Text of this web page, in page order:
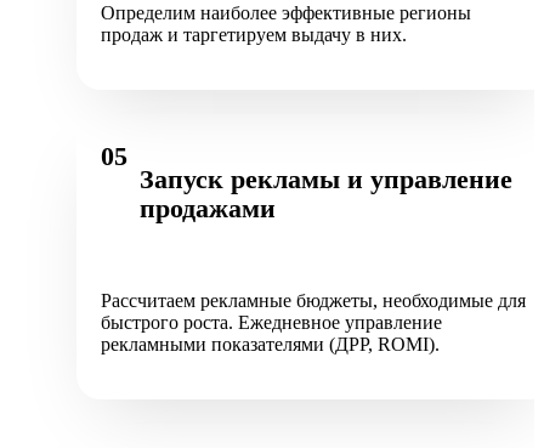
Определим наиболее эффективные регионы
продаж и таргетируем выдачу в них.
05
Запуск рекламы и управление
продажами
Рассчитаем рекламные бюджеты, необходимые для
быстрого роста. Ежедневное управление
рекламными показателями (ДРР, ROMI).